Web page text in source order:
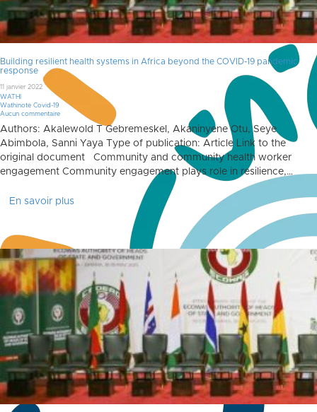
Building resilient health systems in Africa beyond the COVID-19 pandemic
response
11 janvier 2022
WATHI
Wathinote Covid-19
Aucun commentaire
Authors: Akalewold T Gebremeskel, Akaninyene Otu, Seye
Abimbola, Sanni Yaya Type of publication: Article Link to the
original document Community and community health worker
engagement Community engagement plays role in resilience,…
En savoir plus